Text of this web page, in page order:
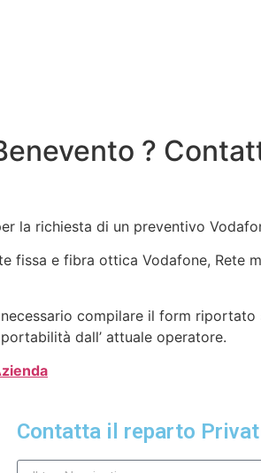
?
la richiesta di un preventivo
e fibra ottica Vodafone, Rete
compilare il form
dall’ attuale operatore.
Contatta il reparto